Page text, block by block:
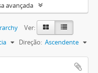
avançada
Ver:
Direção: Ascendente